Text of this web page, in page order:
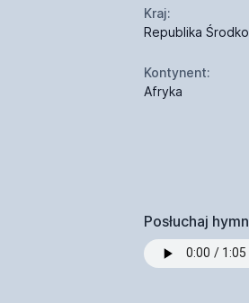
Kraj:
Republika
Kontynent:
Afryka
Posłuchaj